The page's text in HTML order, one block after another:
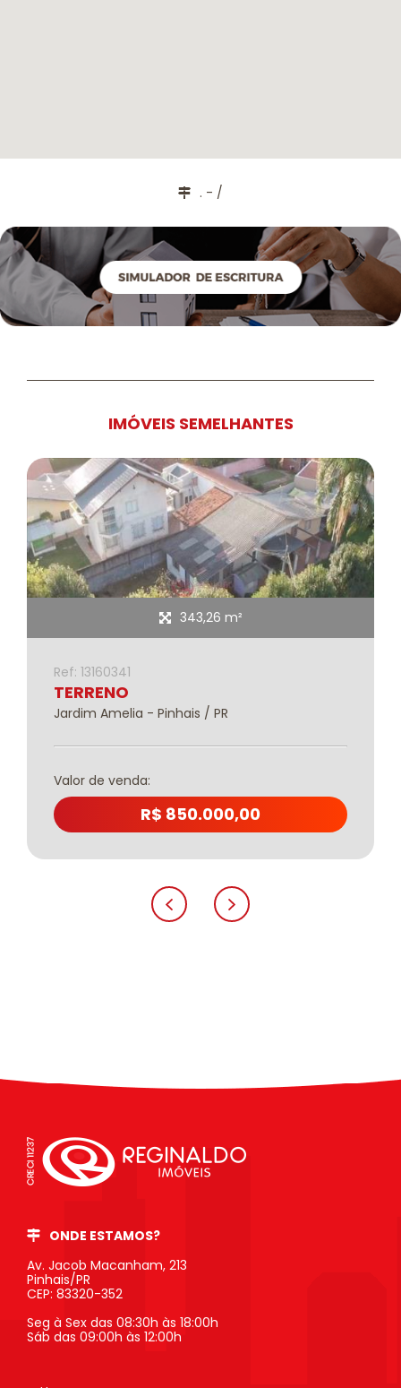
. - /
IMÓVEIS SEMELHANTES
343,26 m²
Ref: 13160341
TERRENO
Jardim Amelia - Pinhais / PR
Valor de venda:
R$ 850.000,00
ONDE ESTAMOS?
Av. Jacob Macanham, 213
Pinhais/PR
CEP: 83320-352
Seg à Sex das 08:30h às 18:00h
Sáb das 09:00h às 12:00h